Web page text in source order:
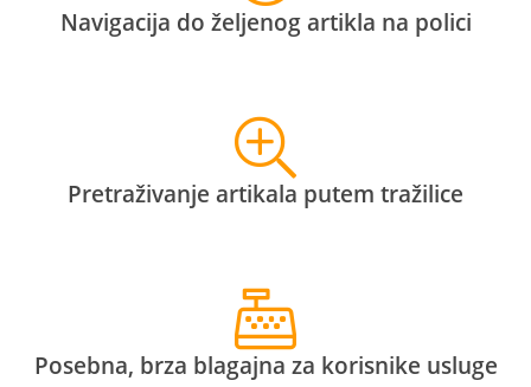
Navigacija do željenog artikla na polici
Pretraživanje artikala putem tražilice
Posebna, brza blagajna za korisnike usluge